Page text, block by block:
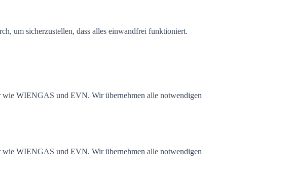
um sicherzustellen, dass alles einwandfrei funktioniert.
wie WIENGAS und EVN. Wir übernehmen alle notwendigen
wie WIENGAS und EVN. Wir übernehmen alle notwendigen